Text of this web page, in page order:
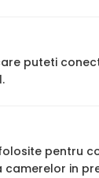
puteti
pentru
in